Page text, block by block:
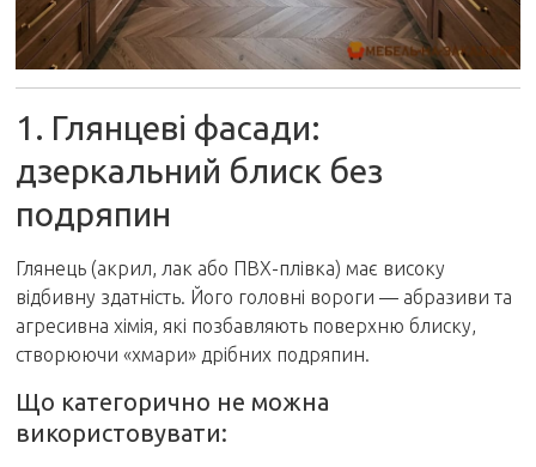
1. Глянцеві фасади:
дзеркальний блиск без
подряпин
Глянець (акрил, лак або ПВХ-плівка) має високу
відбивну здатність. Його головні вороги — абразиви та
агресивна хімія, які позбавляють поверхню блиску,
створюючи «хмари» дрібних подряпин.
Що категорично не можна
використовувати: